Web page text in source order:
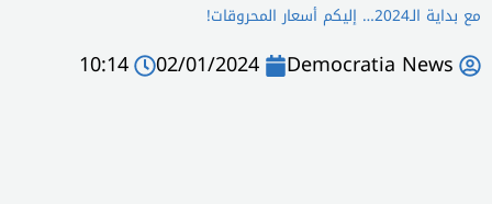
مع بداية الـ2024… إليكم أسعار المحروقات!
Democratia News
02/01/2024
10:14